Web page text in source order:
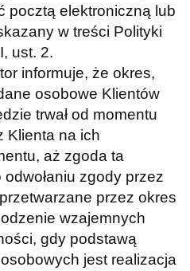
pocztą elektroniczną lub
w treści Polityki
ust. 2.
informuje, że okres,
osobowe Klientów
trwał od momentu
Klienta na ich
aż zgoda ta
zgody przez
przez okres
wzajemnych
gdy podstawą
jest realizacja